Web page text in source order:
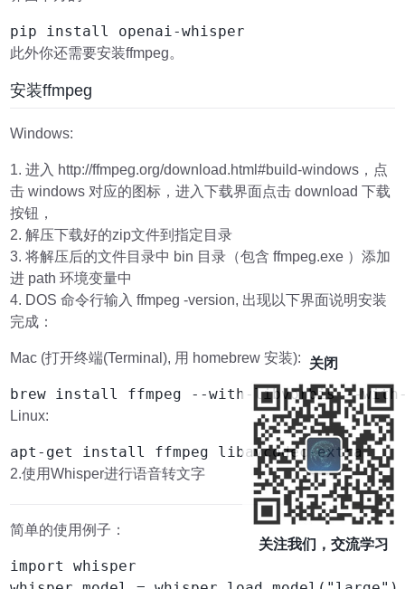
pip install openai-whisper
此外你还需要安装ffmpeg。
安装ffmpeg
Windows:
1. 进入 http://ffmpeg.org/download.html#build-windows，点
击 windows 对应的图标，进入下载界面点击 download 下载
按钮，
2. 解压下载好的zip文件到指定目录
3. 将解压后的文件目录中 bin 目录（包含 ffmpeg.exe ）添加
进 path 环境变量中
4. DOS 命令行输入 ffmpeg -version, 出现以下界面说明安装
完成：
Mac (打开终端(Terminal), 用 homebrew 安装):
brew install ffmpeg --with-libvorbis --
Linux:
apt-get install ffmpeg libavcodec-extra
2.使用Whisper进行语音转文字
简单的使用例子：
import whisper
关闭
关注我们，交流学习